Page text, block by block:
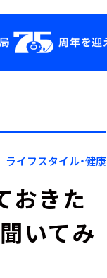
会社情報
ライフスタイル・健康
おきた
いてみ